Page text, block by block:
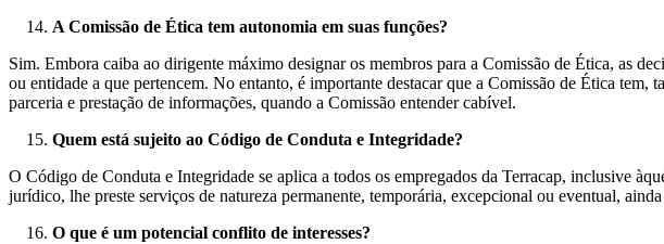
A Comissão de Ética tem autonomia em suas funções?
Sim. Embora caiba ao dirigente máximo designar os membros para a Comissão de Ética, as
ou entidade a que pertencem. No entanto, é importante destacar que a Comissão de Ética
parceria e prestação de informações, quando a Comissão entender cabível.
Quem está sujeito ao Código de Conduta e Integridade?
O Código de Conduta e Integridade se aplica a todos os empregados da Terracap, inclusive
jurídico, lhe preste serviços de natureza permanente, temporária, excepcional ou eventual,
O que é um potencial conflito de interesses?